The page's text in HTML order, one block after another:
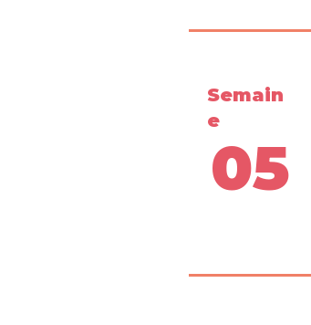
05
Semain
e